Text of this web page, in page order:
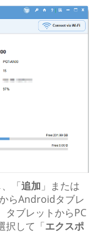
「追加 」または
らAndroidタブレ
タブレットからPC
択して「エクスポ